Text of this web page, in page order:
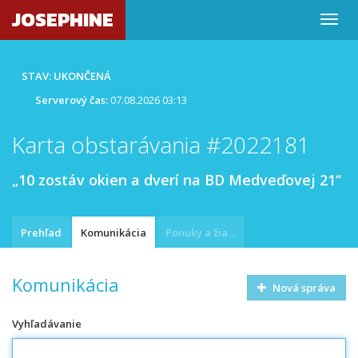
JOSEPHINE
STAV: UKONČENÁ
Serverový čas:07.08.2026 03:13
Karta obstarávania #2022181
„10 zostáv okien a dverí na BD Medveďovej 21“
Prehľad Komunikácia Ponuky a žiadosti
Komunikácia Nová správa
Vyhľadávanie